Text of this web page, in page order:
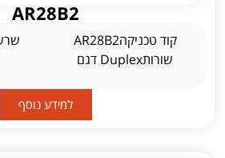
AR28B2
קוד טכניקהAR28B2
שורותDuplex דגם
שרשרתAR28B2 תקן
למידע נוסף